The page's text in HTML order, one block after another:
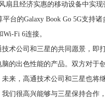
扇且经济实惠的移动设备中实
平台的Galaxy Book Go 5G支持
Fi 6连接。
公司和三星的共同愿景，即
的出色性能的产品。双方对于
来，高通技术公司和三星也将
们很高兴能够与三星保持合作